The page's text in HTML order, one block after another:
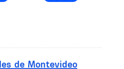
de Montevideo